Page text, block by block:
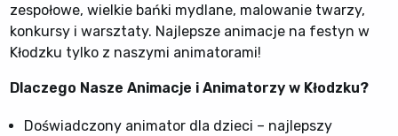
zespołowe, wielkie bańki mydlane, malowanie twarzy,
konkursy i warsztaty. Najlepsze animacje na festyn w
Kłodzku tylko z naszymi animatorami!
Dlaczego Nasze Animacje i Animatorzy w Kłodzku?
Doświadczony animator dla dzieci – najlepszy